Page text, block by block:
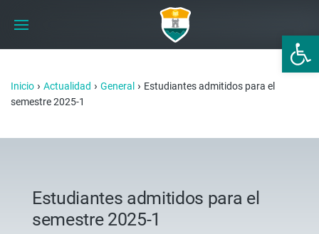
Abrir
Inicio › Actualidad › General › Estudiantes admitidos para el
semestre 2025-1
Estudiantes admitidos para el
semestre 2025-1